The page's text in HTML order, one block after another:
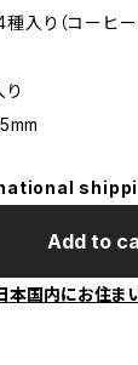
入り（コーヒー
り
Add to
本国内にお住ま